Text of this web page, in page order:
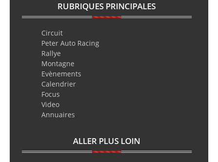
RUBRIQUES PRINCIPALES
Circuit
Peter Auto Racing
Rallye
Montagne
Evènements
Calendrier
Focus
Video
Annuaires
ALLER PLUS LOIN